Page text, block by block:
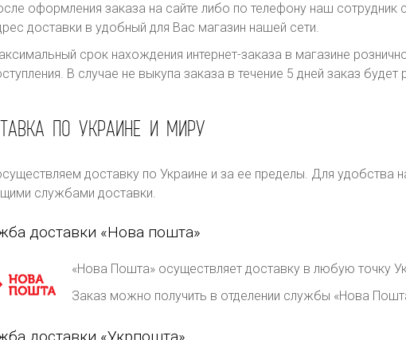
оформления заказа на сайте либо по телефону наш сотрудник
доставки в удобный для Вас магазин нашей сети.
срок нахождения интернет-заказа в магазине
В случае не выкупа заказа в течение 5 дней заказ
ПО УКРАИНЕ И МИРУ
доставку по Украине и за ее пределы. Для удобства
службами доставки.
доставки «Нова пошта»
«Нова Пошта» осуществляет доставку в любую точку
Заказ можно получить в отделении службы «Нова